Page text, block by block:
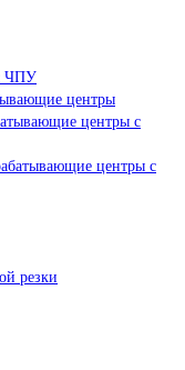
ЧПУ
центры
центры с
центры с
резки